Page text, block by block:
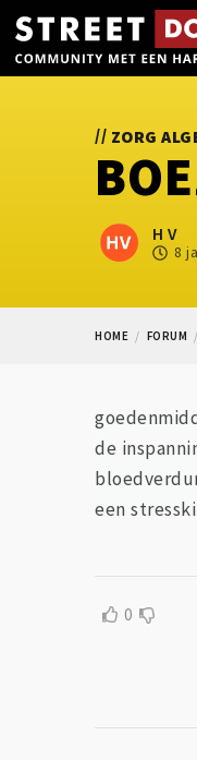
// ZORG
H V
8
HOME FORUM
de
een
0